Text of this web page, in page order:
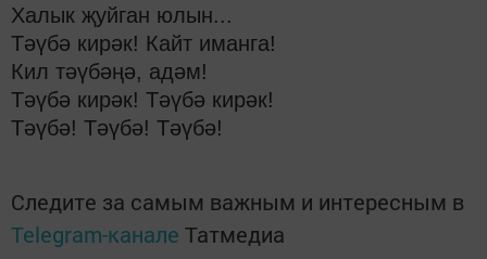
Халык җуйган юлын...
Тәүбә кирәк! Кайт иманга!
Кил тәүбәңә, адәм!
Тәүбә кирәк! Тәүбә кирәк!
Тәүбә! Тәүбә! Тәүбә!
Следите за самым важным и интересным в
Telegram-канале Татмедиа